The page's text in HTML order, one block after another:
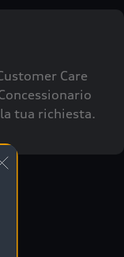
Care
tua richiesta.